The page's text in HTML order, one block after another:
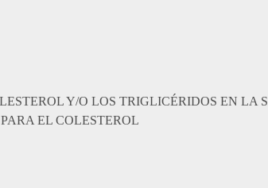
Y/O LOS TRIGLICÉRIDOS EN LA
EL COLESTEROL